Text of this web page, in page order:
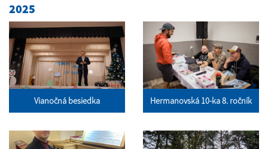
2025
Vianočná besiedka Hermanovská 10-ka 8. ročník